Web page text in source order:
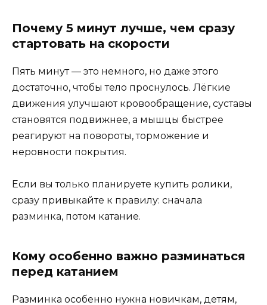
Почему 5 минут лучше, чем сразу
стартовать на скорости
Пять минут — это немного, но даже этого
достаточно, чтобы тело проснулось. Лёгкие
движения улучшают кровообращение, суставы
становятся подвижнее, а мышцы быстрее
реагируют на повороты, торможение и
неровности покрытия.
Если вы только планируете купить ролики,
сразу привыкайте к правилу: сначала
разминка, потом катание.
Кому особенно важно разминаться
перед катанием
Разминка особенно нужна новичкам, детям,